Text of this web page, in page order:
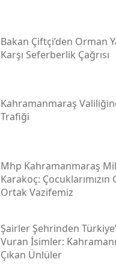
Bakan Çiftçi’den Orman
Karşı Seferberlik Çağrısı
Kahramanmaraş
Trafiği
Mhp Kahramanmaraş
Karakoç: Çocuklarımızın
Ortak Vazifemiz
Şairler Şehrinden
Vuran İsimler:
Çıkan Ünlüler